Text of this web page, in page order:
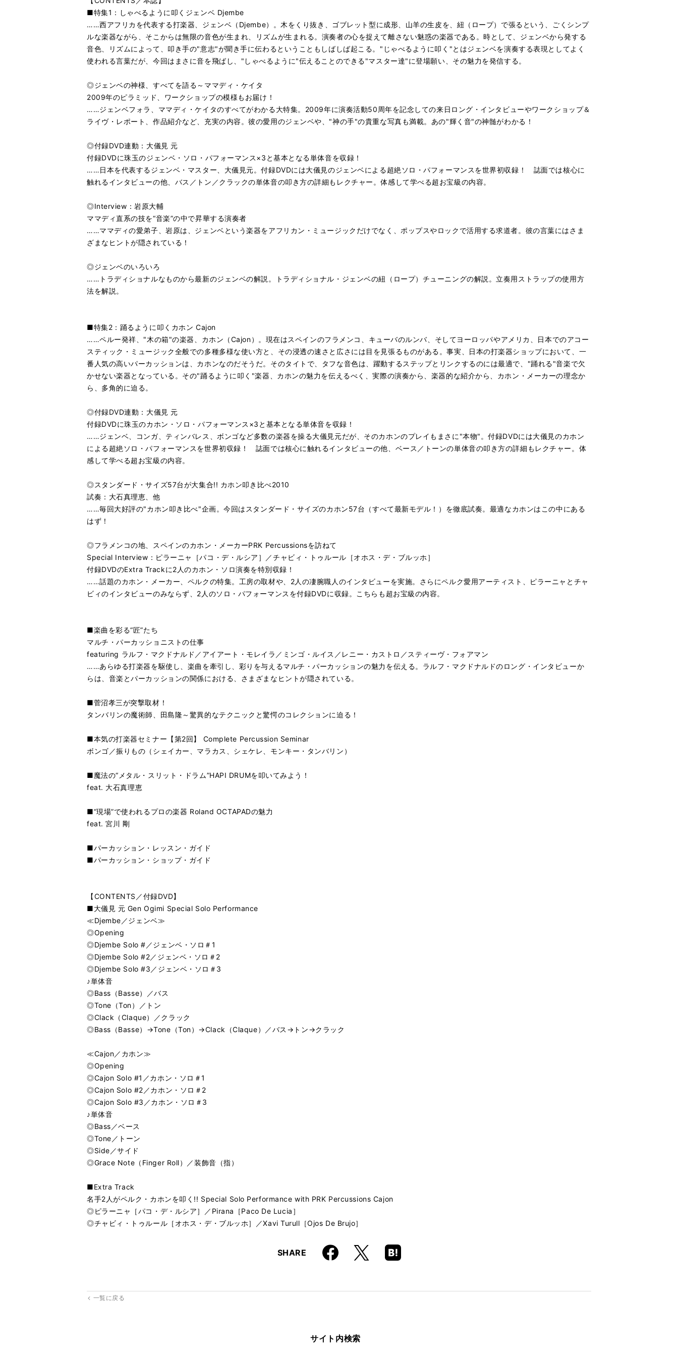
■特集1：しゃべるように叩くジェンベ Djembe
……西アフリカを代表する打楽器、ジェンベ（Djembe）。木をくり抜き、ゴブレット型に成形、山羊の生皮を、紐（ロープ）で張るという、ごくシンプ
ルな楽器ながら、そこからは無限の音色が生まれ、リズムが生まれる。演奏者の心を捉えて離さない魅惑の楽器である。時として、ジェンベから発する
音色、リズムによって、叩き手の"意志"が聞き手に伝わるということもしばしば起こる。"じゃべるように叩く"とはジェンベを演奏する表現としてよく
使われる言葉だが、今回はまさに音を飛ばし、"しゃべるように"伝えることのできる"マスター達"に登場願い、その魅力を発信する。
◎ジェンベの神様、すべてを語る～ママディ・ケイタ
2009年のピラミッド、ワークショップの模様もお届け！
……ジェンベフォラ、ママディ・ケイタのすべてがわかる大特集。2009年に演奏活動50周年を記念しての来日ロング・インタビューやワークショップ＆
ライヴ・レポート、作品紹介など、充実の内容。彼の愛用のジェンベや、"神の手"の貴重な写真も満載。あの"輝く音"の神髄がわかる！
◎付録DVD連動：大儀見 元
付録DVDに珠玉のジェンベ・ソロ・パフォーマンス×3と基本となる単体音を収録！
……日本を代表するジェンベ・マスター、大儀見元。付録DVDには大儀見のジェンベによる超絶ソロ・パフォーマンスを世界初収録！ 誌面では核心に
触れるインタビューの他、バス／トン／クラックの単体音の叩き方の詳細もレクチャー。体感して学べる超お宝級の内容。
◎Interview：岩原大輔
ママディ直系の技を“音楽”の中で昇華する演奏者
……ママディの愛弟子、岩原は、ジェンベという楽器をアフリカン・ミュージックだけでなく、ポップスやロックで活用する求道者。彼の言葉にはさま
ざまなヒントが隠されている！
◎ジェンベのいろいろ
……トラディショナルなものから最新のジェンベの解説。トラディショナル・ジェンベの紐（ロープ）チューニングの解説。立奏用ストラップの使用方
法を解説。
■特集2：踊るように叩くカホン Cajon
……ペルー発祥、"木の箱"の楽器、カホン（Cajon）。現在はスペインのフラメンコ、キューバのルンバ、そしてヨーロッパやアメリカ、日本でのアコー
スティック・ミュージック全般での多種多様な使い方と、その浸透の速さと広さには目を見張るものがある。事実、日本の打楽器ショップにおいて、一
番人気の高いパーカッションは、カホンなのだそうだ。そのタイトで、タフな音色は、躍動するステップとリンクするのには最適で、"踊れる"音楽で欠
かせない楽器となっている。その"踊るように叩く"楽器、カホンの魅力を伝えるべく、実際の演奏から、楽器的な紹介から、カホン・メーカーの理念か
ら、多角的に迫る。
◎付録DVD連動：大儀見 元
付録DVDに珠玉のカホン・ソロ・パフォーマンス×3と基本となる単体音を収録！
……ジェンベ、コンガ、ティンバレス、ボンゴなど多数の楽器を操る大儀見元だが、そのカホンのプレイもまさに"本物"。付録DVDには大儀見のカホン
による超絶ソロ・パフォーマンスを世界初収録！ 誌面では核心に触れるインタビューの他、ベース／トーンの単体音の叩き方の詳細もレクチャー。体
感して学べる超お宝級の内容。
◎スタンダード・サイズ57台が大集合!! カホン叩き比べ2010
試奏：大石真理恵、他
……毎回大好評の"カホン叩き比べ"企画。今回はスタンダード・サイズのカホン57台（すべて最新モデル！）を徹底試奏。最適なカホンはこの中にある
はず！
◎フラメンコの地、スペインのカホン・メーカーPRK Percussionsを訪ねて
Special Interview：ピラーニャ［パコ・デ・ルシア］／チャビィ・トゥルール［オホス・デ・ブルッホ］
付録DVDのExtra Trackに2人のカホン・ソロ演奏を特別収録！
……話題のカホン・メーカー、ペルクの特集。工房の取材や、2人の凄腕職人のインタビューを実施。さらにペルク愛用アーティスト、ピラーニャとチャ
ビィのインタビューのみならず、2人のソロ・パフォーマンスを付録DVDに収録。こちらも超お宝級の内容。
■楽曲を彩る“匠”たち
マルチ・パーカッショニストの仕事
featuring ラルフ・マクドナルド／アイアート・モレイラ／ミンゴ・ルイス／レニー・カストロ／スティーヴ・フォアマン
……あらゆる打楽器を駆使し、楽曲を牽引し、彩りを与えるマルチ・パーカッションの魅力を伝える。ラルフ・マクドナルドのロング・インタビューか
らは、音楽とパーカッションの関係における、さまざまなヒントが隠されている。
■菅沼孝三が突撃取材！
タンバリンの魔術師、田島隆～驚異的なテクニックと驚愕のコレクションに迫る！
■本気の打楽器セミナー【第2回】 Complete Percussion Seminar
ボンゴ／振りもの（シェイカー、マラカス、シェケレ、モンキー・タンバリン）
■魔法の“メタル・スリット・ドラム”HAPI DRUMを叩いてみよう！
feat. 大石真理恵
■“現場”で使われるプロの楽器 Roland OCTAPADの魅力
feat. 宮川 剛
■パーカッション・レッスン・ガイド
■パーカッション・ショップ・ガイド
【CONTENTS／付録DVD】
■大儀見 元 Gen Ogimi Special Solo Performance
≪Djembe／ジェンベ≫
◎Opening
◎Djembe Solo #／ジェンベ・ソロ＃1
◎Djembe Solo #2／ジェンベ・ソロ＃2
◎Djembe Solo #3／ジェンベ・ソロ＃3
♪単体音
◎Bass（Basse）／バス
◎Tone（Ton）／トン
◎Clack（Claque）／クラック
◎Bass（Basse）→Tone（Ton）→Clack（Claque）／バス→トン→クラック
≪Cajon／カホン≫
◎Opening
◎Cajon Solo #1／カホン・ソロ＃1
◎Cajon Solo #2／カホン・ソロ＃2
◎Cajon Solo #3／カホン・ソロ＃3
♪単体音
◎Bass／ベース
◎Tone／トーン
◎Side／サイド
◎Grace Note（Finger Roll）／装飾音（指）
■Extra Track
名手2人がペルク・カホンを叩く!! Special Solo Performance with PRK Percussions Cajon
◎ピラーニャ［パコ・デ・ルシア］／Pirana［Paco De Lucia］
◎チャビィ・トゥルール［オホス・デ・ブルッホ］／Xavi Turull［Ojos De Brujo］
SHARE Faceboo
k
X
Hatena
Boo
一覧に戻る
サイト内検索